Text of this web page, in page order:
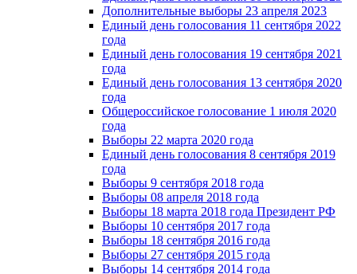
Дополнительные выборы 23 апреля 2023
Единый день голосования 11 сентября 2022
года
Единый день голосования 19 сентября 2021
года
Единый день голосования 13 сентября 2020
года
Общероссийское голосование 1 июля 2020
года
Выборы 22 марта 2020 года
Единый день голосования 8 сентября 2019
года
Выборы 9 сентября 2018 года
Выборы 08 апреля 2018 года
Выборы 18 марта 2018 года Президент РФ
Выборы 10 сентября 2017 года
Выборы 18 сентября 2016 года
Выборы 27 сентября 2015 года
Выборы 14 сентября 2014 года